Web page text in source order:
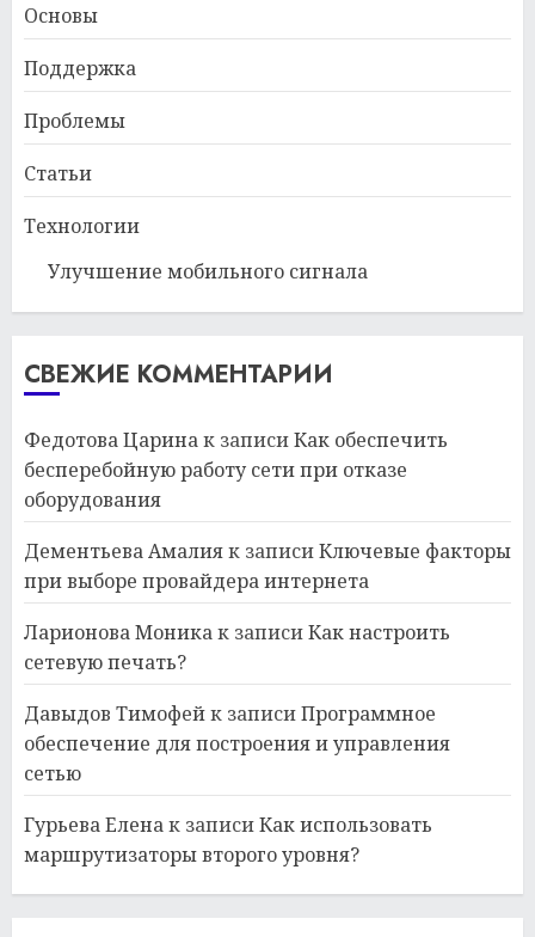
Основы
Поддержка
Проблемы
Статьи
Технологии
Улучшение мобильного сигнала
СВЕЖИЕ КОММЕНТАРИИ
Федотова Царинак записиКак обеспечить
бесперебойную работу сети при отказе
оборудования
Дементьева Амалияк записиКлючевые факторы
при выборе провайдера интернета
Ларионова Моникак записиКак настроить
сетевую печать?
Давыдов Тимофейк записиПрограммное
обеспечение для построения и управления
сетью
Гурьева Еленак записиКак использовать
маршрутизаторы второго уровня?